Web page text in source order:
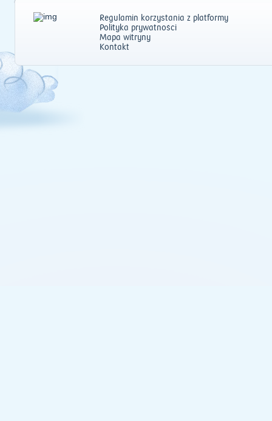
Regulamin korzystania z platformy
Polityka prywatności
Mapa witryny
Kontakt